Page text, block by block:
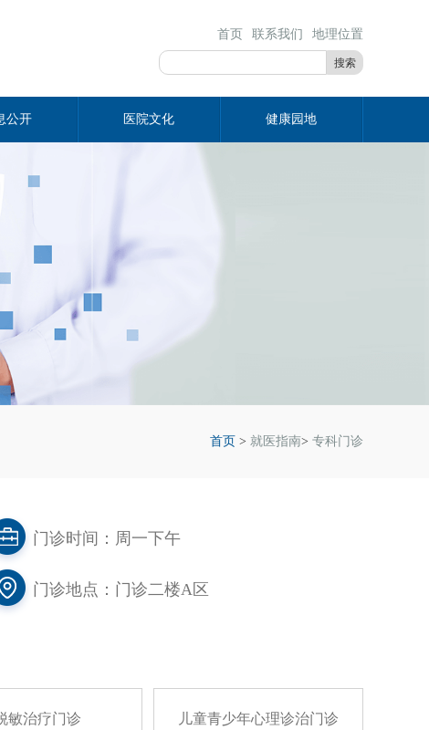
首页 联系我们 地理位置
搜索
公开 医院文化 健康园地
首页 > 就医指南> 专科门诊
门诊时间：周一下午
门诊地点：门诊二楼A区
敏治疗门诊 儿童青少年心理诊治门诊